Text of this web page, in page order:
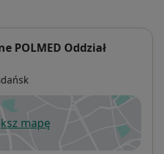
POLMED Oddział
mapę
otwiera się w nowej karcie